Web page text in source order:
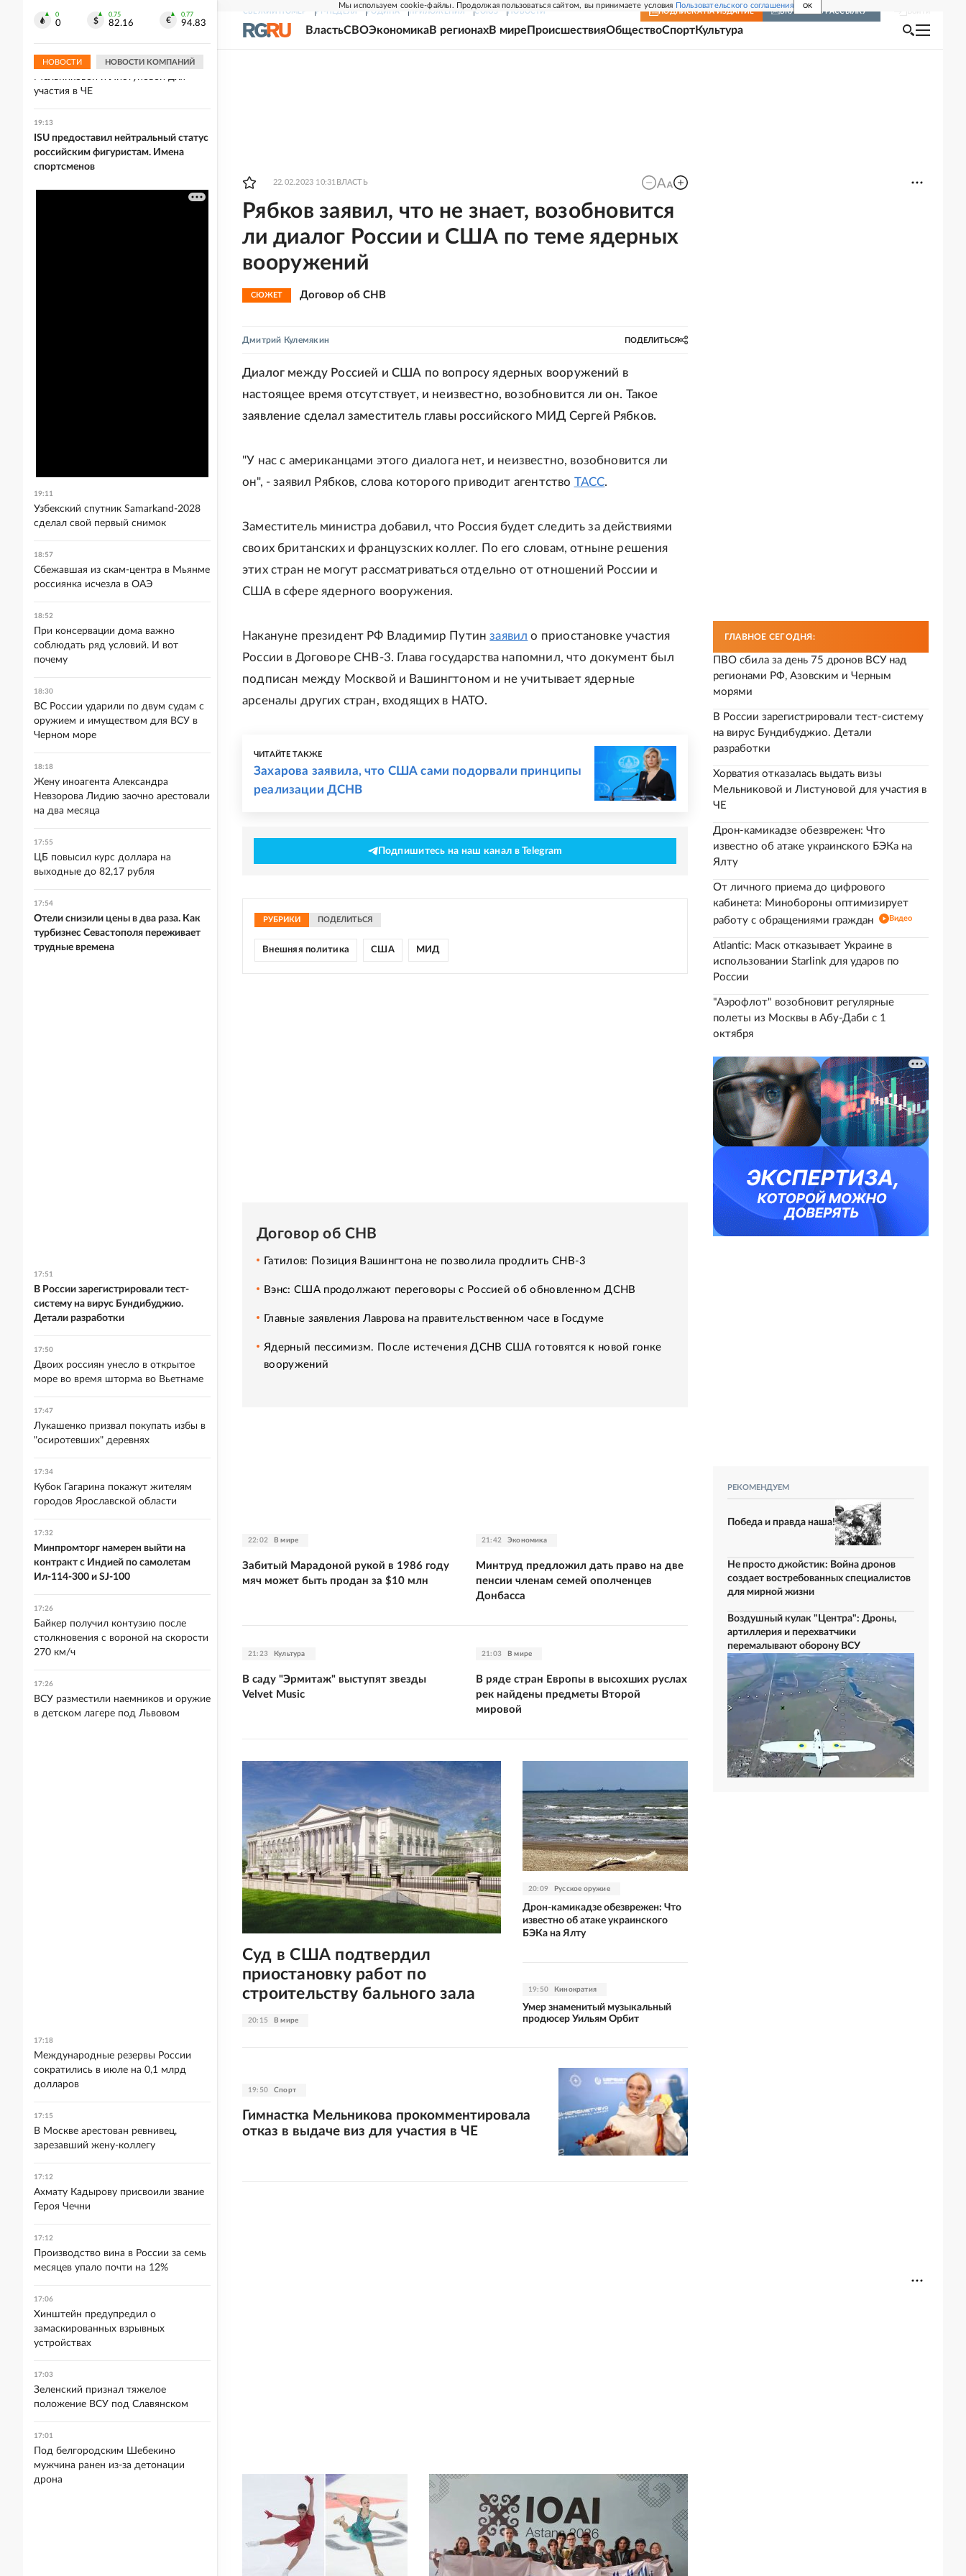
Мы используем cookie-файлы. Продолжая пользоваться сайтом, вы принимаете условия Пользовательского соглашения OK
СВЕЖИЙ НОМЕР РГ-НЕДЕЛЯ РОДИНА ПРИЛОЖЕНИЯ СОЮЗ НОВОСТИ ПОДПИСКА НА ИЗДАНИЕ ВКЛЮЧИТЬ РАССЫЛКУ
ВластьСВОЭкономикаВ регионахВ мире ПроисшествияОбществоСпортКультура
22.02.2023 10:31 ВЛАСТЬ
Рябков заявил, что не знает, возобновится
ли диалог России и США по теме ядерных
вооружений
СЮЖЕТ Договор об СНВ
Дмитрий Кулемякин ПОДЕЛИТЬСЯ
Диалог между Россией и США по вопросу ядерных вооружений в
настоящее время отсутствует, и неизвестно, возобновится ли он. Такое
заявление сделал заместитель главы российского МИД Сергей Рябков.
"У нас с американцами этого диалога нет, и неизвестно, возобновится ли
он", - заявил Рябков, слова которого приводит агентство ТАСС.
Заместитель министра добавил, что Россия будет следить за действиями
своих британских и французских коллег. По его словам, отныне решения
этих стран не могут рассматриваться отдельно от отношений России и
США в сфере ядерного вооружения.
Накануне президент РФ Владимир Путинзаявил о приостановке участия
России в Договоре СНВ-3. Глава государства напомнил, что документ был
подписан между Москвой и Вашингтоном и не учитывает ядерные
арсеналы других стран, входящих в НАТО.
ЧИТАЙТЕ ТАКЖЕ
Захарова заявила, что США сами подорвали принципы
реализации ДСНВ
Подпишитесь на наш канал в Telegram
РУБРИКИ ПОДЕЛИТЬСЯ
Внешняя политика США МИД
Договор об СНВ
Гатилов: Позиция Вашингтона не позволила продлить СНВ-3
Вэнс: США продолжают переговоры с Россией об обновленном ДСНВ
Главные заявления Лаврова на правительственном часе в Госдуме
Ядерный пессимизм. После истечения ДСНВ США готовятся к новой гонке
вооружений
22:02 В мире
Забитый Марадоной рукой в 1986 году
мяч может быть продан за $10 млн
21:42 Экономика
Минтруд предложил дать право на две
пенсии членам семей ополченцев
Донбасса
21:23 Культура
В саду "Эрмитаж" выступят звезды
Velvet Music
21:03 В мире
В ряде стран Европы в высохших руслах
рек найдены предметы Второй
мировой
20:15 В мире
Суд в США подтвердил
приостановку работ по
строительству бального зала
20:09 Русское оружие
Дрон-камикадзе обезврежен: Что
известно об атаке украинского
БЭКа на Ялту
19:50 Кинократия
Умер знаменитый музыкальный
продюсер Уильям Орбит
19:50 Спорт
Гимнастка Мельникова прокомментировала
отказ в выдаче виз для участия в ЧЕ
ГЛАВНОЕ СЕГОДНЯ:
ПВО сбила за день 75 дронов ВСУ над
регионами РФ, Азовским и Черным
морями
В России зарегистрировали тест-систему
на вирус Бундибуджио. Детали
разработки
Хорватия отказалась выдать визы
Мельниковой и Листуновой для участия в
ЧЕ
Дрон-камикадзе обезврежен: Что
известно об атаке украинского БЭКа на
Ялту
От личного приема до цифрового
кабинета: Минобороны оптимизирует
работу с обращениями граждан
Видео
Atlantic: Маск отказывает Украине в
использовании Starlink для ударов по
России
"Аэрофлот" возобновит регулярные
полеты из Москвы в Абу-Даби с 1
октября
РЕКОМЕНДУЕМ
Победа и правда наша!
Не просто джойстик: Война дронов
создает востребованных специалистов
для мирной жизни
Воздушный кулак "Центра": Дроны,
артиллерия и перехватчики
перемалывают оборону ВСУ
0
0
0.75
82.16
0.77
94.83
НОВОСТИ НОВОСТИ КОМПАНИЙ
крупнейшем складе
Хорватия отказалась выдать визы
Мельниковой и Листуновой для
участия в ЧЕ
19:13
ISU предоставил нейтральный статус
российским фигуристам. Имена
спортсменов
19:11
Узбекский спутник Samarkand-2028
сделал свой первый снимок
18:57
Сбежавшая из скам-центра в Мьянме
россиянка исчезла в ОАЭ
18:52
При консервации дома важно
соблюдать ряд условий. И вот
почему
18:30
ВС России ударили по двум судам с
оружием и имуществом для ВСУ в
Черном море
18:18
Жену иноагента Александра
Невзорова Лидию заочно арестовали
на два месяца
17:55
ЦБ повысил курс доллара на
выходные до 82,17 рубля
17:54
Отели снизили цены в два раза. Как
турбизнес Севастополя переживает
трудные времена
17:51
В России зарегистрировали тест-
систему на вирус Бундибуджио.
Детали разработки
17:50
Двоих россиян унесло в открытое
море во время шторма во Вьетнаме
17:47
Лукашенко призвал покупать избы в
"осиротевших" деревнях
17:34
Кубок Гагарина покажут жителям
городов Ярославской области
17:32
Минпромторг намерен выйти на
контракт с Индией по самолетам
Ил-114-300 и SJ-100
17:26
Байкер получил контузию после
столкновения с вороной на скорости
270 км/ч
17:26
ВСУ разместили наемников и оружие
в детском лагере под Львовом
17:18
Международные резервы России
сократились в июле на 0,1 млрд
долларов
17:15
В Москве арестован ревнивец,
зарезавший жену-коллегу
17:12
Ахмату Кадырову присвоили звание
Героя Чечни
17:12
Производство вина в России за семь
месяцев упало почти на 12%
17:06
Хинштейн предупредил о
замаскированных взрывных
устройствах
17:03
Зеленский признал тяжелое
положение ВСУ под Славянском
17:01
Под белгородским Шебекино
мужчина ранен из-за детонации
дрона